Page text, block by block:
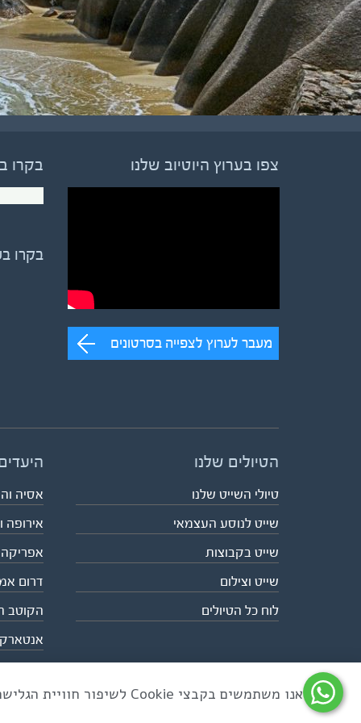
צפו בערוץ היוטיוב שלנו
מעבר לערוץ לצפייה בסרטונים
בקרו
בקרו
הטיולים שלנו
טיולי השייט שלנו
שייט לנוסע העצמאי
שייט בקבוצות
שייט וצילום
לוח כל הטיולים
אסיה
אירופה
אפריקה
דרום
הקוטב
כל הזכויות שמורות לאקו טיולי שטח | טלפון 03-6879090 | פקס 03-6879099 |
אנו משתמשים בקבצי Cookie לשיפור חוויית הגלישה ולניתוח שימוש באתר